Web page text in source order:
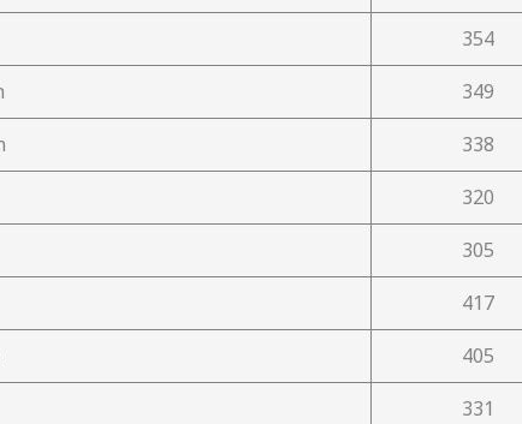
354
349
338
320
305
417
405
331